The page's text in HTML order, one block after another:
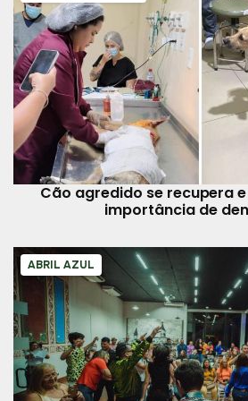
Cão agredido se recupera
importância de
ABRIL AZUL